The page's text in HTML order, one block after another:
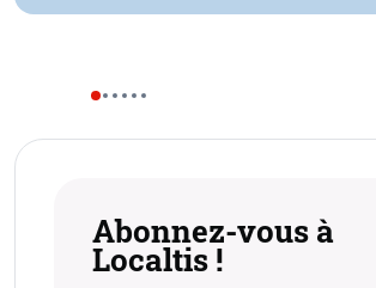
Abonnez-vous à
Localtis !